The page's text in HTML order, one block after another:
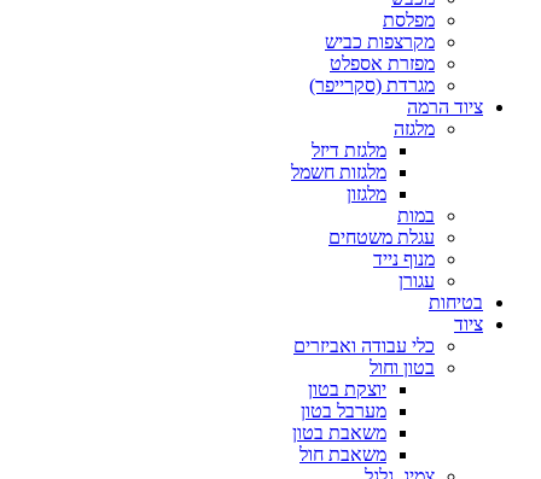
מפלסת
מקרצפות כביש
מפזרת אספלט
מגרדת (סקרייפר)
ציוד הרמה
מלגזה
מלגזת דיזל
מלגזות חשמל
מלגזון
במות
עגלת משטחים
מנוף נייד
עגורן
בטיחות
ציוד
כלי עבודה ואביזרים
בטון וחול
יוצקת בטון
מערבל בטון
משאבת בטון
משאבת חול